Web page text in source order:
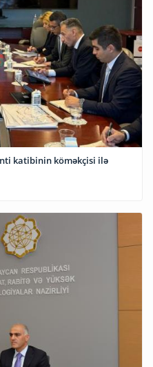
katibinin köməkçisi ilə